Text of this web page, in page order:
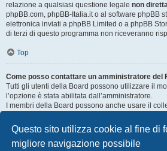
Questo sito utilizza cookie al fine di
migliore navigazione possibile
relazione a qualsiasi questione legale non
phpBB.com, phpBB-Italia.it o al software phpBB
elettronica inviati a phpBB Limited o a phpBB
di terzi di questo programma non riceveranno
Top
Come posso contattare un amministratore del
Tutti gli utenti della Board possono utilizzare il
l’opzione è stata abilitata dall’amministratore.
I membri della Board possono anche usare il
Top